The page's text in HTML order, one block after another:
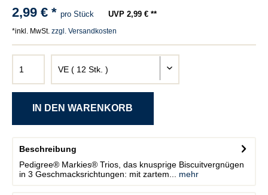
2,99 € * pro Stück UVP 2,99 € **
*inkl. MwSt. zzgl. Versandkosten
Beschreibung
Pedigree® Markies® Trios, das knusprige Biscuitvergnügen
in 3 Geschmacksrichtungen: mit zartem...
mehr